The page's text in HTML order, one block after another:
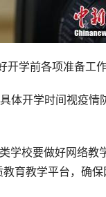
学前各项准备工作
体开学时间视疫情
学校要做好网络教
育教学平台，确保